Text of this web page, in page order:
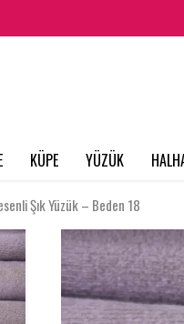
KÜPE YÜZÜK
Şık Yüzük – Beden 18